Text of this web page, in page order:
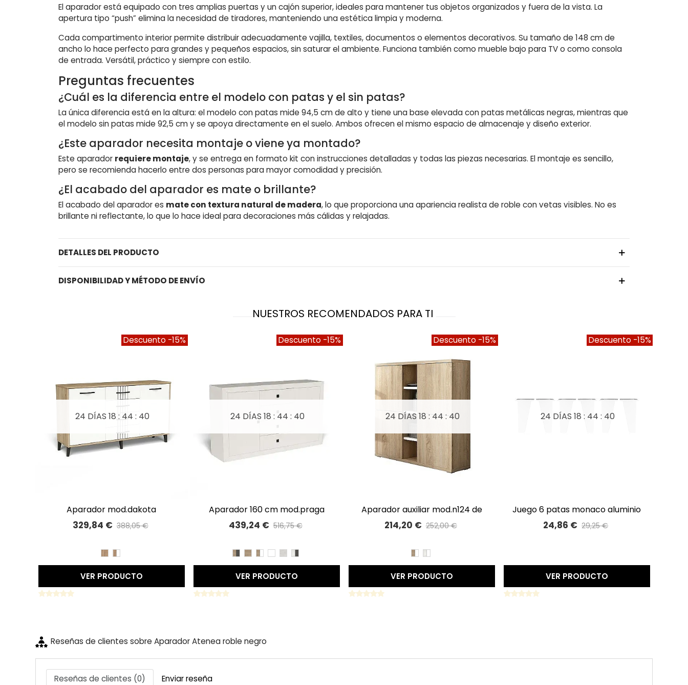
El aparador está equipado con tres amplias puertas y un cajón superior, ideales para mantener tus objetos organizados y fuera de la vista. La
apertura tipo “push” elimina la necesidad de tiradores, manteniendo una estética limpia y moderna.
Cada compartimento interior permite distribuir adecuadamente vajilla, textiles, documentos o elementos decorativos. Su tamaño de 148 cm de
ancho lo hace perfecto para grandes y pequeños espacios, sin saturar el ambiente. Funciona también como mueble bajo para TV o como consola
de entrada. Versátil, práctico y siempre con estilo.
Preguntas frecuentes
¿Cuál es la diferencia entre el modelo con patas y el sin patas?
La única diferencia está en la altura: el modelo con patas mide 94,5 cm de alto y tiene una base elevada con patas metálicas negras, mientras que
el modelo sin patas mide 92,5 cm y se apoya directamente en el suelo. Ambos ofrecen el mismo espacio de almacenaje y diseño exterior.
¿Este aparador necesita montaje o viene ya montado?
Este aparador requiere montaje, y se entrega en formato kit con instrucciones detalladas y todas las piezas necesarias. El montaje es sencillo,
pero se recomienda hacerlo entre dos personas para mayor comodidad y precisión.
¿El acabado del aparador es mate o brillante?
El acabado del aparador es mate con textura natural de madera, lo que proporciona una apariencia realista de roble con vetas visibles. No es
brillante ni reflectante, lo que lo hace ideal para decoraciones más cálidas y relajadas.
DETALLES DEL PRODUCTO
DISPONIBILIDAD Y MÉTODO DE ENVÍO
NUESTROS RECOMENDADOS PARA TI
Descuento -15%
A LISTA DE DESEOS
24 DÍAS18 : 44 : 39
aparador mod.dakota
329,84 € 388,05 €
ROBLEROBLE
BLANCO
VER PRODUCTO
Descuento -15%
A LISTA DE DESEOS
24 DÍAS18 : 44 : 39
aparador 160 cm mod.praga
439,24 € 516,75 €
CAMBRIAN/PIZARRA
CAMBRIAN
CAMBRIAN/BLANCO
BLANCO
TIBETTIBET/PIZARRA
VER PRODUCTO
Descuento -15%
A LISTA DE DESEOS
24 DÍAS18 : 44 : 39
aparador auxiliar mod.n124 de
90x100x28
214,20 € 252,00 €
CAMBRIAN/BLANCO
TIBET
BLANCO
VER PRODUCTO
Descuento -15%
A LISTA DE DESEOS
24 DÍAS18 : 44 : 39
juego 6 patas monaco aluminio
24,86 € 29,25 €
VER PRODUCTO
Reseñas de clientes sobre Aparador Atenea roble negro
Reseñas de clientes (0) Enviar reseña